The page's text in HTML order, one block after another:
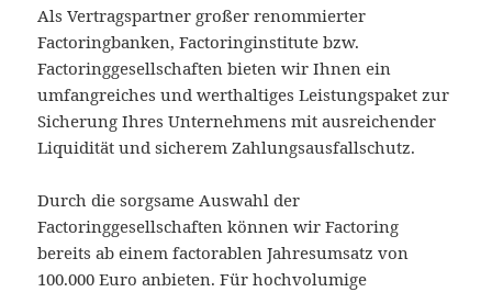
Als Vertragspartner großer renommierter
Factoringbanken, Factoringinstitute bzw.
Factoringgesellschaften bieten wir Ihnen ein
umfangreiches und werthaltiges Leistungspaket zur
Sicherung Ihres Unternehmens mit ausreichender
Liquidität und sicherem Zahlungsausfallschutz.
Durch die sorgsame Auswahl der
Factoringgesellschaften können wir Factoring
bereits ab einem factorablen Jahresumsatz von
100.000 Euro anbieten. Für hochvolumige